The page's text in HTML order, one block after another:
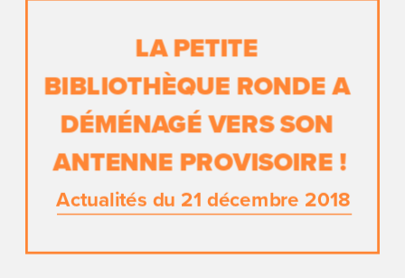
LA PETITE
BIBLIOTHÈQUE RONDE A
DÉMÉNAGÉ VERS SON
ANTENNE PROVISOIRE !
Actualités du 21 décembre 2018